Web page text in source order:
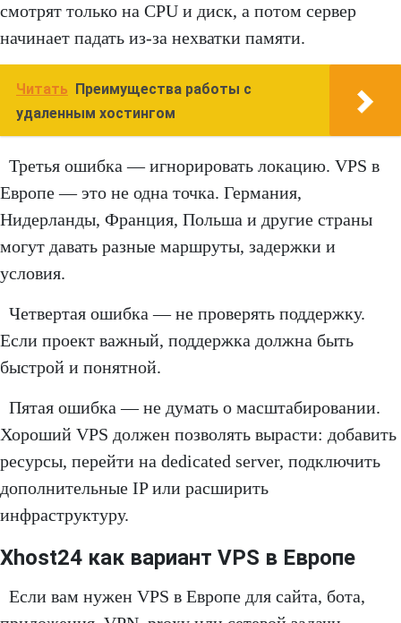
смотрят только на CPU и диск, а потом сервер
начинает падать из-за нехватки памяти.
Читать
Преимущества работы с
удаленным хостингом
Третья ошибка — игнорировать локацию. VPS в
Европе — это не одна точка. Германия,
Нидерланды, Франция, Польша и другие страны
могут давать разные маршруты, задержки и
условия.
Четвертая ошибка — не проверять поддержку.
Если проект важный, поддержка должна быть
быстрой и понятной.
Пятая ошибка — не думать о масштабировании.
Хороший VPS должен позволять вырасти: добавить
ресурсы, перейти на dedicated server, подключить
дополнительные IP или расширить
инфраструктуру.
Xhost24 как вариант VPS в Европе
Если вам нужен VPS в Европе для сайта, бота,